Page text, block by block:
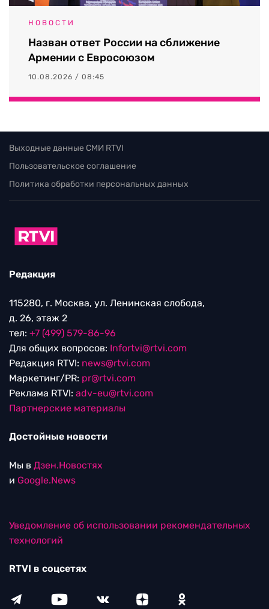
НОВОСТИ
Назван ответ России на сближение
Армении с Евросоюзом
10.08.2026 / 08:45
Выходные данные СМИ RTVI
Пользовательское соглашение
Политика обработки персональных данных
Редакция
115280, г. Москва, ул. Ленинская слобода,
д. 26, этаж 2
тел: +7 (499) 579-86-96
Для общих вопросов: Infortvi@rtvi.com
Редакция RTVI: news@rtvi.com
Маркетинг/PR: pr@rtvi.com
Реклама RTVI: adv-eu@rtvi.com
Партнерские материалы
Достойные новости
Мы в Дзен.Новостях
и Google.News
Уведомление об использовании рекомендательных
технологий
RTVI в соцсетях